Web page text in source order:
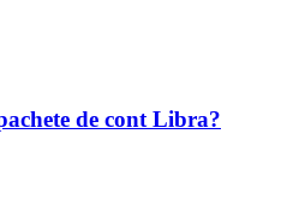
de cont Libra?